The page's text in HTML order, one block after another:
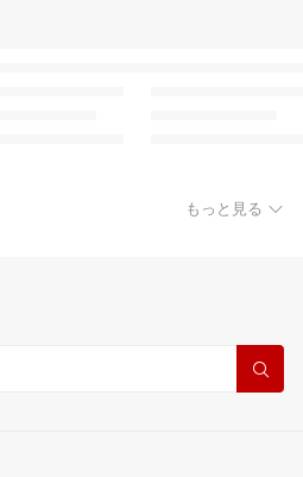
もっと見る